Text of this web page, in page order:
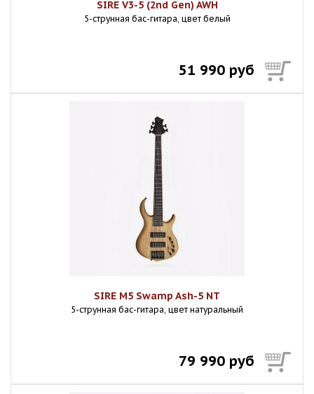
SIRE V3-5 (2nd Gen) AWH
5-струнная бас-гитара, цвет белый
51 990 руб
SIRE M5 Swamp Ash-5 NT
5-струнная бас-гитара, цвет натуральный
79 990 руб